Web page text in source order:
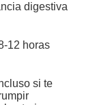
digestiva
12 horas
si te